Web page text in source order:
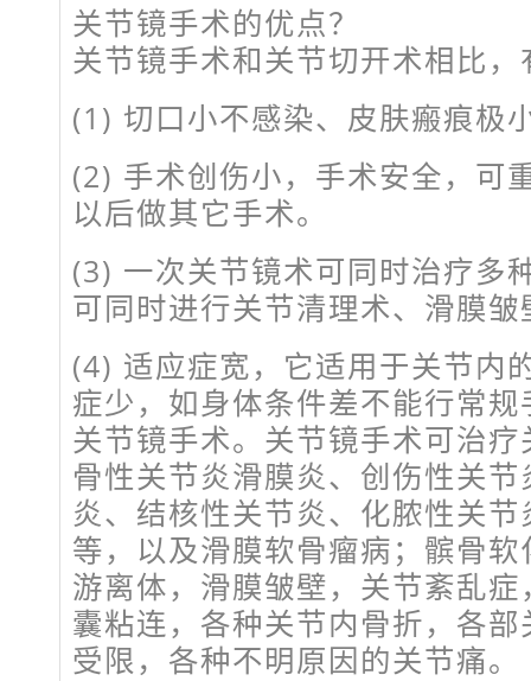
关节镜手术的优点？
关节镜手术和关节切开术相比
(1) 切口小不感染、皮肤瘢痕极
(2) 手术创伤小，手术安全，可
以后做其它手术。
(3) 一次关节镜术可同时治疗多
可同时进行关节清理术、滑膜
(4) 适应症宽，它适用于关节内
症少，如身体条件差不能行常
关节镜手术。关节镜手术可治
骨性关节炎滑膜炎、创伤性关
炎、结核性关节炎、化脓性关
等，以及滑膜软骨瘤病；髌骨
游离体，滑膜皱壁，关节紊乱
囊粘连，各种关节内骨折，各
受限，各种不明原因的关节痛。